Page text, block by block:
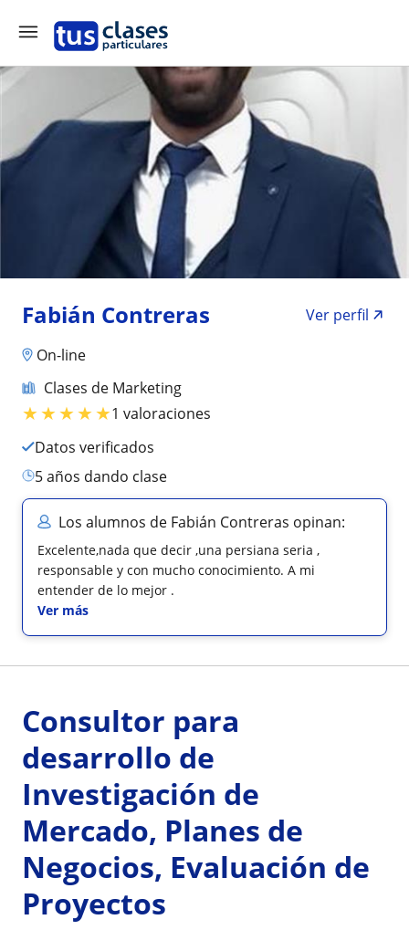
Fabián Contreras
Ver perfil
On-line
Clases de Marketing
★★★★★1 valoraciones
Datos verificados
5 años dando clase
Los alumnos de Fabián Contreras opinan:
Excelente,nada que decir ,una persiana seria ,
responsable y con mucho conocimiento. A mi
entender de lo mejor .
Ver más
Consultor para
desarrollo de
Investigación de
Mercado, Planes de
Negocios, Evaluación de
Proyectos